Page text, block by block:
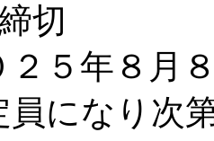
切
５年８月
になり次